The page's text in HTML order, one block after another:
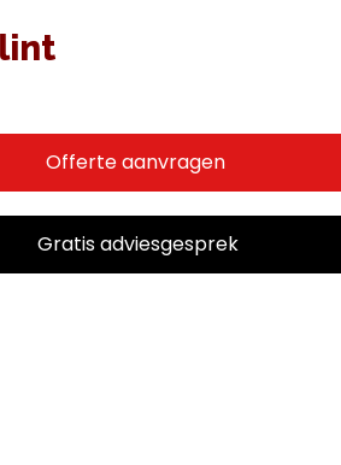
Offerte aanvragen
Gratis adviesgesprek